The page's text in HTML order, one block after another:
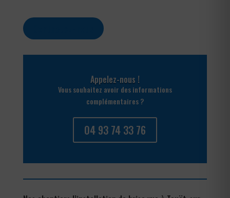
Appelez-nous !
Vous souhaitez avoir des informations
complémentaires ?
04 93 74 33 76